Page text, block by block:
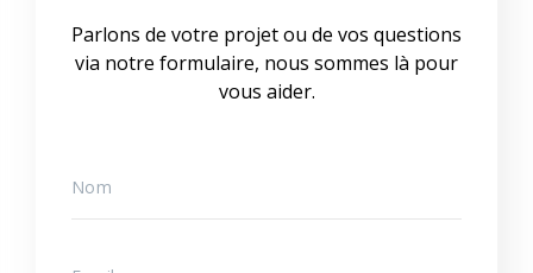
Parlons de votre projet ou de vos questions
via notre formulaire, nous sommes là pour
vous aider.